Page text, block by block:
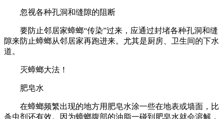
忽视各种孔洞和缝隙的阻断
要防止邻居家蟑螂“传染”过来，应通过封堵各种孔洞和缝
隙来防止蟑螂从邻居家再跑进来。尤其是厨房、卫生间的下水
道。
灭蟑螂大法！
肥皂水
在蟑螂频繁出现的地方用肥皂水涂一些在地表或墙面，比
杀虫剂还有效。因为蟑螂腹部的油脂一碰到肥皂水就会溶解，